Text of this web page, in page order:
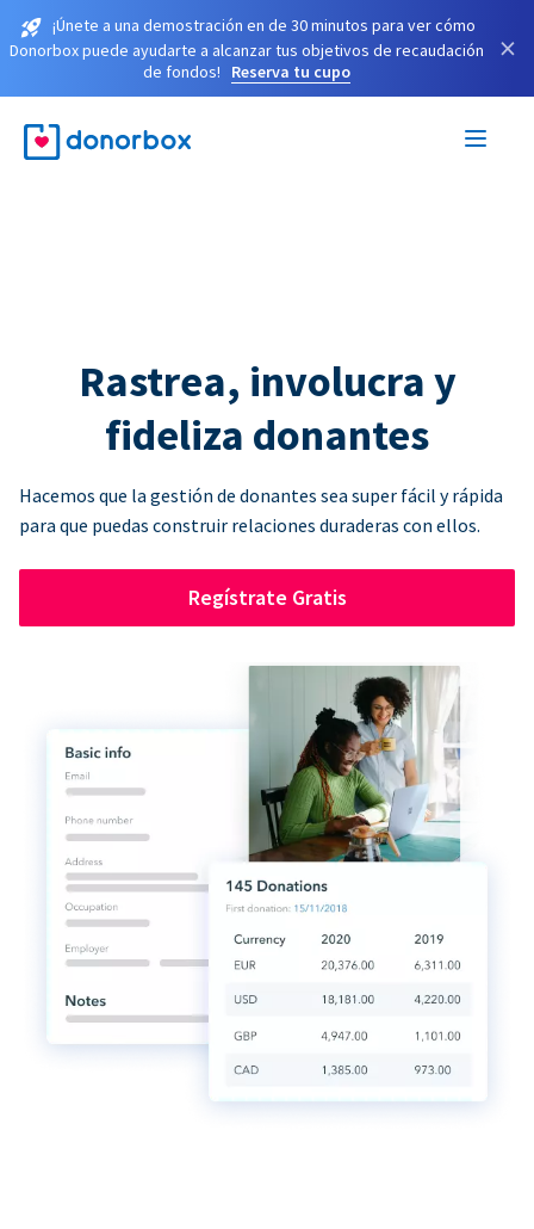
¡Únete a una demostración en de 30 minutos para ver cómo
Donorbox puede ayudarte a alcanzar tus objetivos de recaudación
de fondos!
Reserva tu cupo
×
Rastrea, involucra y
fideliza donantes
Hacemos que la gestión de donantes sea super fácil y rápida
para que puedas construir relaciones duraderas con ellos.
Regístrate Gratis